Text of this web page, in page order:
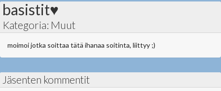
basistit♥
Kategoria: Muut
moimoi jotka soittaa tätä ihanaa soitinta, liittyy ;)
Jäsenten kommentit